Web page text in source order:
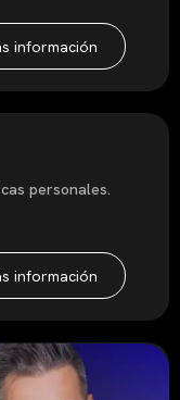
información
personales.
información